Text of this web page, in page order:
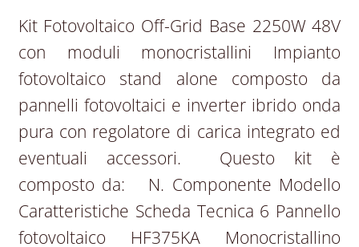
Kit Fotovoltaico Off-Grid Base 2250W 48V
con moduli monocristallini Impianto
fotovoltaico stand alone composto da
pannelli fotovoltaici e inverter ibrido onda
pura con regolatore di carica integrato ed
eventuali accessori. Questo kit è
composto da: N. Componente Modello
Caratteristiche Scheda Tecnica 6 Pannello
fotovoltaico HF375KA Monocristallino